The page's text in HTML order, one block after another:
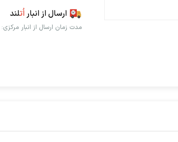
ارسال از انباراُتلند
مدت زمان ارسال از انبار مرکزی: 3 الی 5 روز کاری